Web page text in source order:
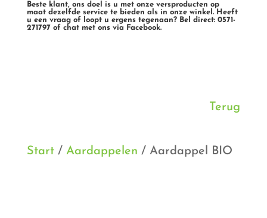
Beste klant, ons doel is u met onze versproducten op
maat dezelfde service te bieden als in onze winkel. Heeft
u een vraag of loopt u ergens tegenaan? Bel direct: 0571-
271797 of chat met ons via Facebook.
Terug
Start/ Aardappelen / Aardappel BIO